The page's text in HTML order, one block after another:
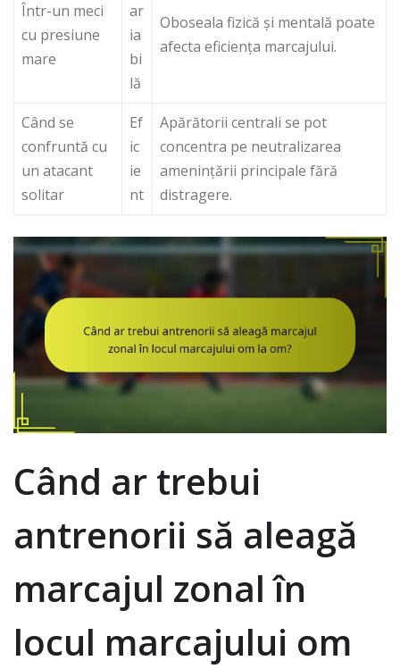
Într-un meci
cu presiune
mare
ar
ia
bi
lă
Oboseala fizică și mentală poate
afecta eficiența marcajului.
Când se
confruntă cu
un atacant
solitar
Ef
ic
ie
nt
Apărătorii centrali se pot
concentra pe neutralizarea
amenințării principale fără
distragere.
Când ar trebui
antrenorii să aleagă
marcajul zonal în
locul marcajului om